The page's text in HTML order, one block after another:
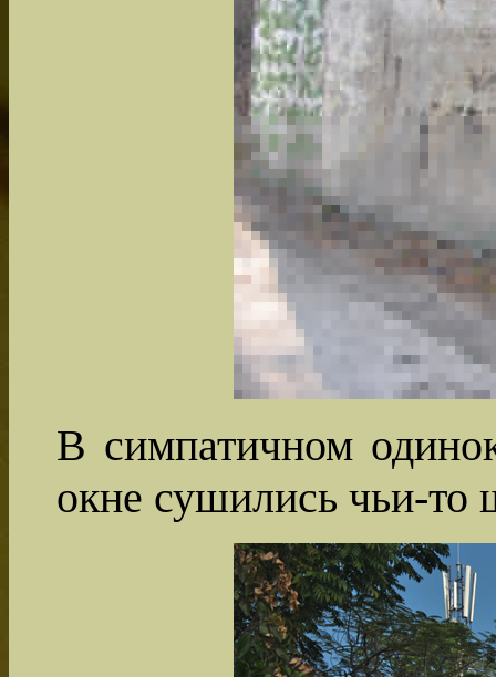
В симпатичном
окне сушились чьи-то